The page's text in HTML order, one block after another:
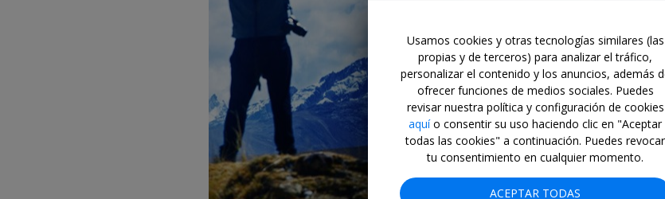
Usamos cookies y otras tecnologías similares (las
propias y de terceros) para analizar el tráfico,
personalizar el contenido y los anuncios, además
ofrecer funciones de medios sociales. Puedes
revisar nuestra política y configuración de cookies
aquío consentir su uso haciendo clic en "Aceptar
todas las cookies" a continuación. Puedes revocar
tu consentimiento en cualquier momento.
ACEPTAR TODAS